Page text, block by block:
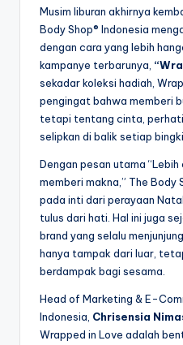
Musim liburan akhirnya
Body Shop® Indonesia
dengan cara yang lebih
kampanye terbarunya,
sekadar koleksi hadiah,
pengingat bahwa memberi
tetapi tentang cinta,
selipkan di balik setiap
Dengan pesan utama
memberi makna,” The Body
pada inti dari perayaan
tulus dari hati. Hal ini juga
brand yang selalu
hanya tampak dari luar,
berdampak bagi sesama.
Head of Marketing & E-
Indonesia, Chrisensia
Wrapped in Love adalah